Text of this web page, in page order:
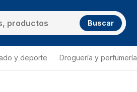
Buscar
y deporte Droguería y perfumería